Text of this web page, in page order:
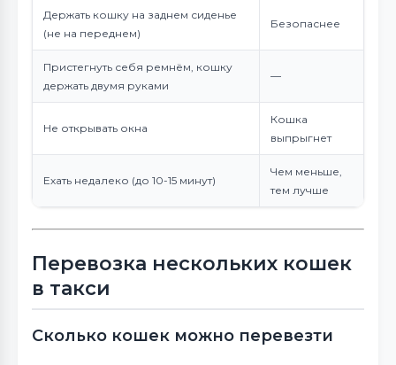
Держать кошку на заднем сиденье
(не на переднем)
Безопаснее
Пристегнуть себя ремнём, кошку
держать двумя руками
—
Не открывать окна
Кошка
выпрыгнет
Ехать недалеко (до 10-15 минут)
Чем меньше,
тем лучше
Перевозка нескольких кошек
в такси
Сколько кошек можно перевезти